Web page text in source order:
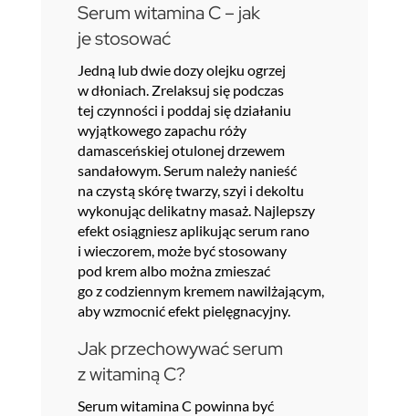
Serum witamina C – jak
je stosować
Jedną lub dwie dozy olejku ogrzej
w dłoniach. Zrelaksuj się podczas
tej czynności i poddaj się działaniu
wyjątkowego zapachu róży
damasceńskiej otulonej drzewem
sandałowym. Serum należy nanieść
na czystą skórę twarzy, szyi i dekoltu
wykonując delikatny masaż. Najlepszy
efekt osiągniesz aplikując serum rano
i wieczorem, może być stosowany
pod krem albo można zmieszać
go z codziennym kremem nawilżającym,
aby wzmocnić efekt pielęgnacyjny.
Jak przechowywać serum
z witaminą C?
Serum witamina C powinna być